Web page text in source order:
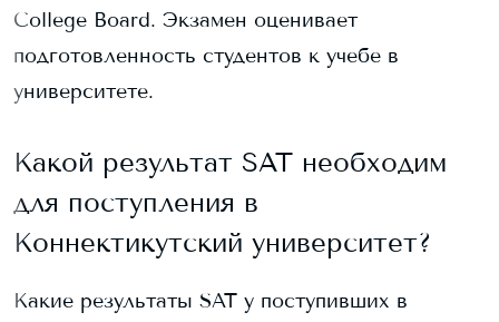
College Board. Экзамен оценивает
подготовленность студентов к учебе в
университете.
Какой результат SAT необходим
для поступления в
Коннектикутский университет?
Какие результаты SAT у поступивших в